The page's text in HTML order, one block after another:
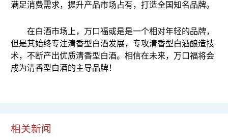
满足消费需求，提升产品市场占有，打造全国知名品牌。
在白酒市场上，万口福或是是一个相对年轻的品牌，
但是其始终专注清香型白酒发展，专攻清香型白酒酿造技
术，不断产出优质清香型白酒。相信在未来，万口福将会
成为清香型白酒的主导品牌！
相关新闻